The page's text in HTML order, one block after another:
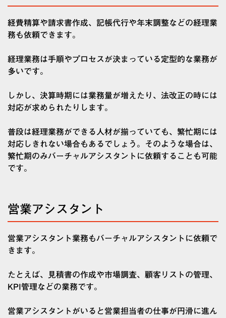
経費精算や請求書作成、記帳代行や年末調整などの経理業
務も依頼できます。
経理業務は手順やプロセスが決まっている定型的な業務が
多いです。
しかし、決算時期には業務量が増えたり、法改正の時には
対応が求められたりします。
普段は経理業務ができる人材が揃っていても、繁忙期には
対応しきれない場合もあるでしょう。そのような場合は、
繁忙期のみバーチャルアシスタントに依頼することも可能
です。
営業アシスタント
営業アシスタント業務もバーチャルアシスタントに依頼で
きます。
たとえば、見積書の作成や市場調査、顧客リストの管理、
KPI管理などの業務です。
営業アシスタントがいると営業担当者の仕事が円滑に進ん